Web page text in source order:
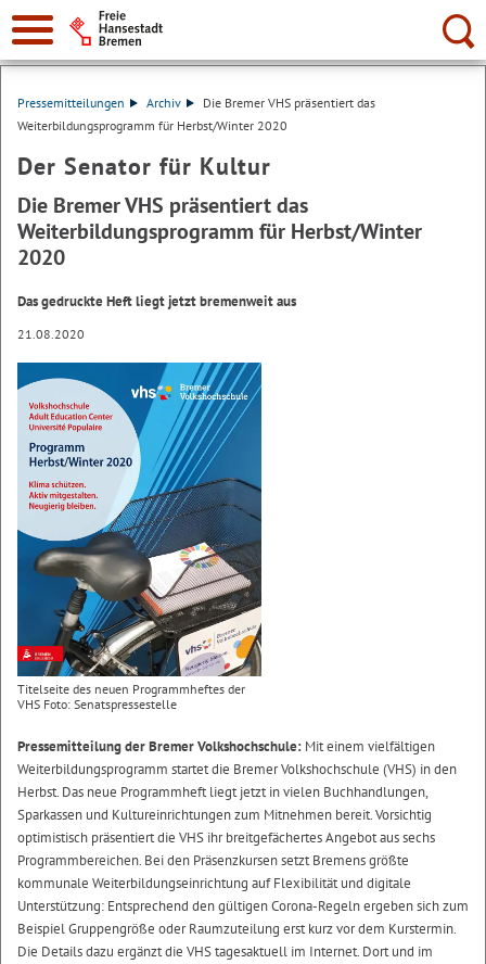
Suche:
Pressemitteilungen Archiv
Die Bremer VHS präsentiert das
Weiterbildungsprogramm für Herbst/Winter 2020
Der Senator für Kultur
Die Bremer VHS präsentiert das
Weiterbildungsprogramm für Herbst/Winter
2020
Das gedruckte Heft liegt jetzt bremenweit aus
21.08.2020
Titelseite des neuen Programmheftes der
VHS Foto: Senatspressestelle
Pressemitteilung der Bremer Volkshochschule: Mit einem vielfältigen
Weiterbildungsprogramm startet die Bremer Volkshochschule (VHS) in den
Herbst. Das neue Programmheft liegt jetzt in vielen Buchhandlungen,
Sparkassen und Kultureinrichtungen zum Mitnehmen bereit. Vorsichtig
optimistisch präsentiert die VHS ihr breitgefächertes Angebot aus sechs
Programmbereichen. Bei den Präsenzkursen setzt Bremens größte
kommunale Weiterbildungseinrichtung auf Flexibilität und digitale
Unterstützung: Entsprechend den gültigen Corona-Regeln ergeben sich zum
Beispiel Gruppengröße oder Raumzuteilung erst kurz vor dem Kurstermin.
Die Details dazu ergänzt die VHS tagesaktuell im Internet. Dort und im